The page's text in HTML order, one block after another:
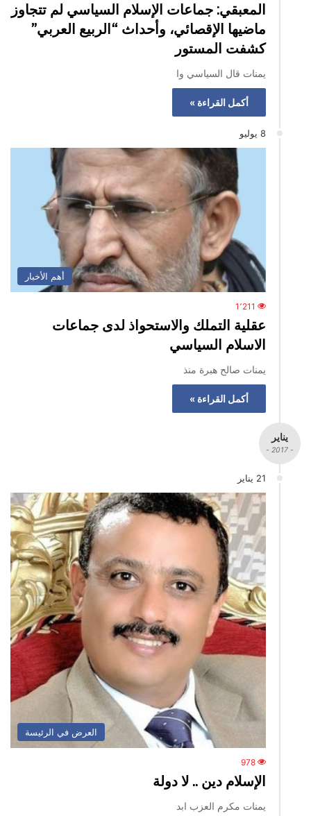
المعبقي: جماعات الإسلام السياسي لم تتجاوز
ماضيها الإقصائي، وأحداث “الربيع العربي”
كشفت المستور
يمنات قال السياسي وا
أكمل القراءة »
8 يوليو
أهم الأخبار
1٬211
عقلية التملك والاستحواذ لدى جماعات
الاسلام السياسي
يمنات صالح هبرة منذ
أكمل القراءة »
يناير
- 2017 -
21 يناير
العرض في الرئيسة
978
الإسلام دين .. لا دولة
يمنات مكرم العزب ابد